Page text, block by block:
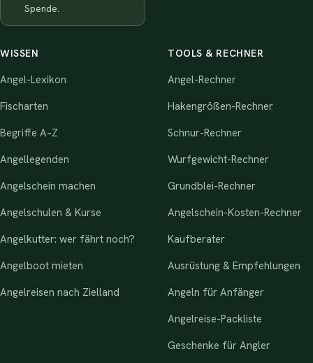
Spende.
WISSEN
Angel-Lexikon
Fischarten
Begriffe A–Z
Angellegenden
Angelschein machen
Angelschulen & Kurse
Angelkutter: wer fährt noch?
Angelboot mieten
Angelreisen nach Zielland
TOOLS & RECHNER
Angel-Rechner
Hakengrößen-Rechner
Schnur-Rechner
Wurfgewicht-Rechner
Grundblei-Rechner
Angelschein-Kosten-Rechner
Kaufberater
Ausrüstung & Empfehlungen
Angeln für Anfänger
Angelreise-Packliste
Geschenke für Angler